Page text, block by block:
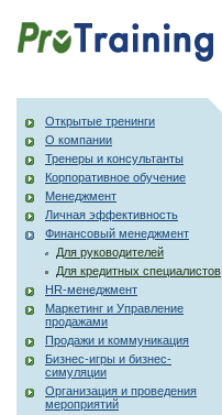
Открытые тренинги
О компании
Тренеры и консультанты
Корпоративное обучение
Менеджмент
Личная эффективность
Финансовый менеджмент
Для руководителей
Для кредитных специалистов
HR-менеджмент
Маркетинг и Управление
продажами
Продажи и коммуникация
Бизнес-игры и бизнес-
симуляции
Организация и проведения
мероприятий